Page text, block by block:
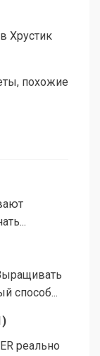
Хрустик
похожие
способ...
)
реально